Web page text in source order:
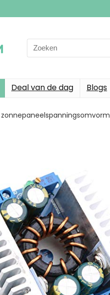
Search
for:
Deal van de dag Blogs